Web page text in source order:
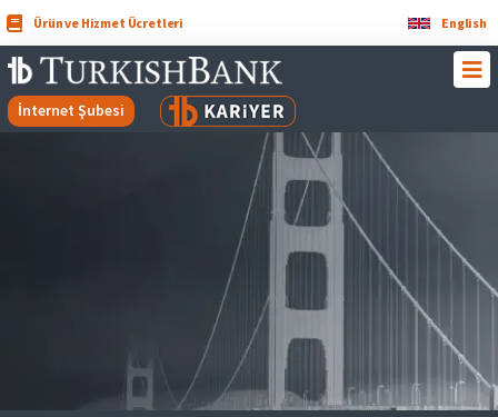
English
Ürün ve Hizmet Ücretleri
İnternet Şubesi